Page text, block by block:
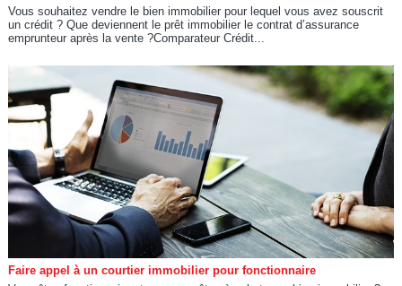
Vous souhaitez vendre le bien immobilier pour lequel vous avez souscrit
un crédit ? Que deviennent le prêt immobilier le contrat d’assurance
emprunteur après la vente ?Comparateur Crédit...
Faire appel à un courtier immobilier pour fonctionnaire